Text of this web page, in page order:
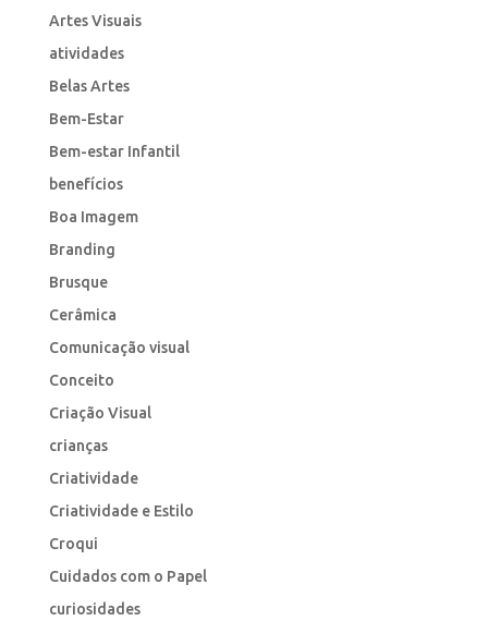
Artes Visuais
atividades
Belas Artes
Bem-Estar
Bem-estar Infantil
benefícios
Boa Imagem
Branding
Brusque
Cerâmica
Comunicação visual
Conceito
Criação Visual
crianças
Criatividade
Criatividade e Estilo
Croqui
Cuidados com o Papel
curiosidades